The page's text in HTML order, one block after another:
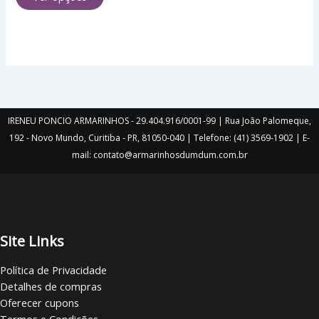
opções
produto
IRENEU PONCIO ARMARINHOS - 29.404.916/0001-99 | Rua João Palomeque,
192 - Novo Mundo, Curitiba - PR, 81050-040 | Telefone: (41) 3569-1902 | E-
mail: contato@armarinhosdumdum.com.br
Site Links
Política de Privacidade
Detalhes de compras
Oferecer cupons